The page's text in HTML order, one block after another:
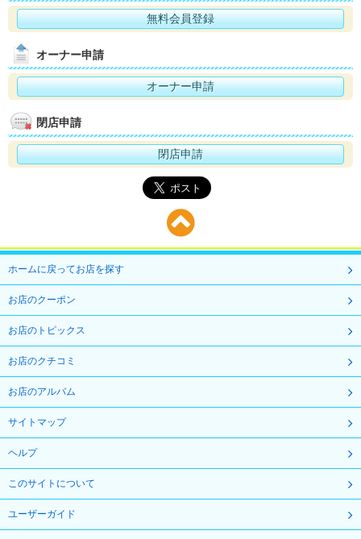
無料会員登録
オーナー申請
オーナー申請
閉店申請
閉店申請
ホームに戻ってお店を探す
お店のクーポン
お店のトピックス
お店のクチコミ
お店のアルバム
サイトマップ
ヘルプ
このサイトについて
ユーザーガイド